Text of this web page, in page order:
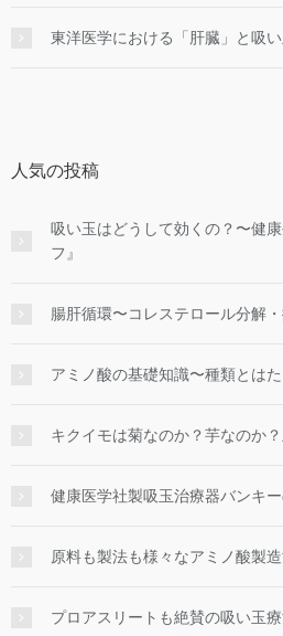
東洋医学における「肝臓」と吸
人気の投稿
吸い玉はどうして効くの？〜健
フ』
腸肝循環〜コレステロール分解
アミノ酸の基礎知識〜種類とはた
キクイモは菊なのか？芋なのか
健康医学社製吸玉治療器バンキ
原料も製法も様々なアミノ酸製
プロアスリートも絶賛の吸い玉